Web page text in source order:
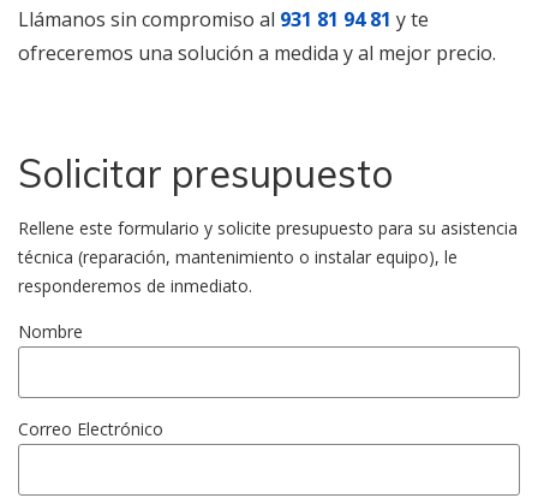
Llámanos sin compromiso al 931 81 94 81 y te
ofreceremos una solución a medida y al mejor precio.
Solicitar presupuesto
Rellene este formulario y solicite presupuesto para su asistencia
técnica (reparación, mantenimiento o instalar equipo), le
responderemos de inmediato.
Nombre
Correo Electrónico